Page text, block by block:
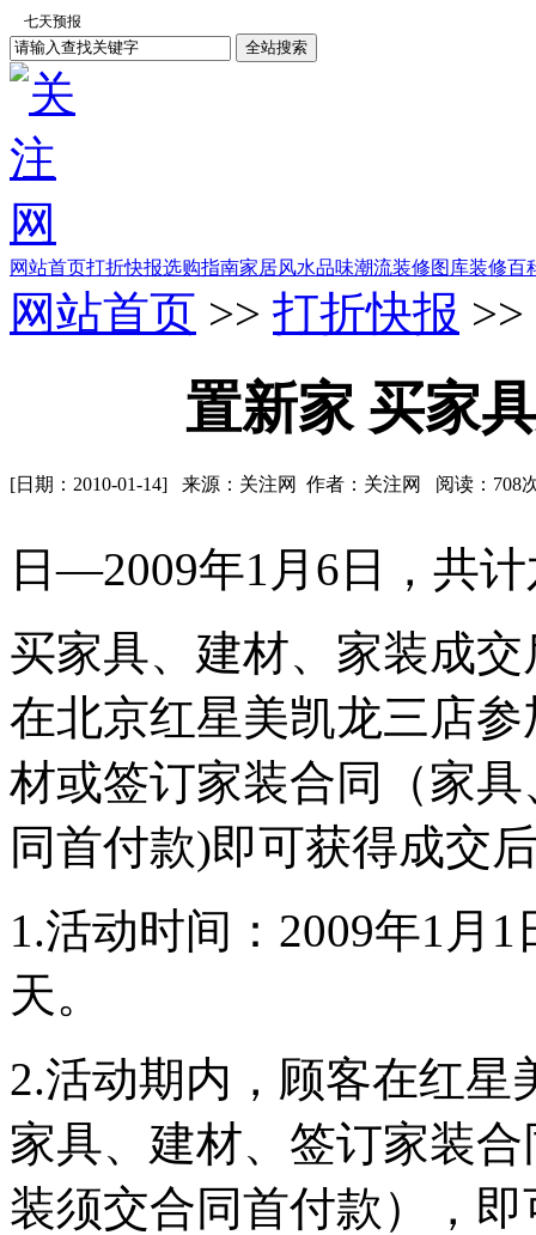
网站首页打折快报选购指南家居风水品味潮流装修图库装修百
网站首页 >> 打折快报 >>
置新家 买家
[日期：2010-01-14] 来源：关注网 作者：关注网 阅读： 708
日—2009年1月6日，共
买家具、建材、家装成
在北京红星美凯龙三店
材或签订家装合同（家
同首付款)即可获得成交
1.活动时间：2009年1月
天。
2.活动期内，顾客在红
家具、建材、签订家装
装须交合同首付款），